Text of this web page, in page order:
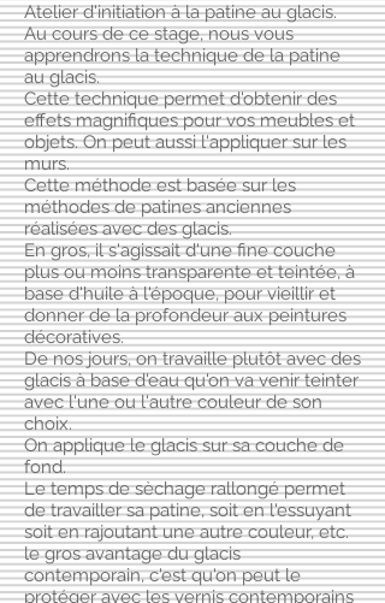
Atelier d'initiation à la patine au glacis.
Au cours de ce stage, nous vous
apprendrons la technique de la patine
au glacis.
Cette technique permet d'obtenir des
effets magnifiques pour vos meubles et
objets. On peut aussi l'appliquer sur les
murs.
Cette méthode est basée sur les
méthodes de patines anciennes
réalisées avec des glacis.
En gros, il s'agissait d'une fine couche
plus ou moins transparente et teintée, à
base d'huile à l'époque, pour vieillir et
donner de la profondeur aux peintures
décoratives.
De nos jours, on travaille plutôt avec des
glacis à base d'eau qu'on va venir teinter
avec l'une ou l'autre couleur de son
choix.
On applique le glacis sur sa couche de
fond.
Le temps de sèchage rallongé permet
de travailler sa patine, soit en l'essuyant
soit en rajoutant une autre couleur, etc.
le gros avantage du glacis
contemporain, c'est qu'on peut le
protéger avec les vernis contemporains